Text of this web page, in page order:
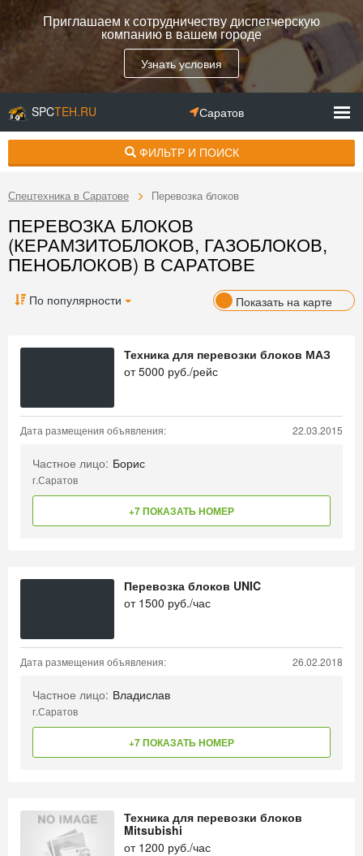
Приглашаем к сотрудничеству диспетчерскую
компанию в вашем городе
Узнать условия
SPCTEH.RU Саратов
ФИЛЬТР И ПОИСК
Спецтехника в Саратове Перевозка блоков
ПЕРЕВОЗКА БЛОКОВ
(КЕРАМЗИТОБЛОКОВ, ГАЗОБЛОКОВ,
ПЕНОБЛОКОВ) В САРАТОВЕ
По популярности Показать на карте
Техника для перевозки блоков МАЗ
от5000 руб./рейс
Дата размещения объявления: 22.03.2015
Частное лицо: Борис
г.Саратов
+7 ПОКАЗАТЬ НОМЕР
Перевозка блоков UNIC
от 1500 руб./час
Дата размещения объявления: 26.02.2018
Частное лицо: Владислав
г.Саратов
+7 ПОКАЗАТЬ НОМЕР
Техника для перевозки блоков
Mitsubishi
от 1200 руб./час